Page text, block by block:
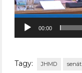
00:00
Tagy: JHMD senát